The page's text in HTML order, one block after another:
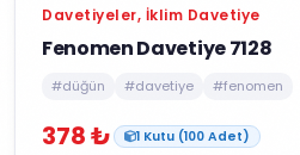
Davetiyeler, İklim Davetiye
Fenomen Davetiye 7128
#düğün #davetiye #fenomen
378 ₺ 1 Kutu (100 Adet)